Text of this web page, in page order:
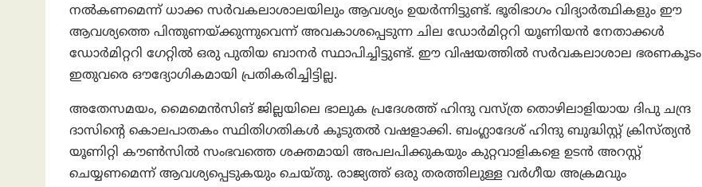
നൽകണമെന്ന് ധാക്ക സർവകലാശാലയിലും ആവശ്യം ഉയർന്നിട്ടുണ്ട്. ഭൂരിഭാഗം വിദ്യാർത്ഥികളും ഈ
ആവശ്യത്തെ പിന്തുണയ്ക്കുന്നുവെന്ന് അവകാശപ്പെടുന്ന ചില ഡോർമിറ്ററി യൂണിയൻ നേതാക്കൾ
ഡോർമിറ്ററി ഗേറ്റിൽ ഒരു പുതിയ ബാനർ സ്ഥാപിച്ചിട്ടുണ്ട്. ഈ വിഷയത്തിൽ സർവകലാശാല ഭരണകൂടം
ഇതുവരെ ഔദ്യോഗികമായി പ്രതികരിച്ചിട്ടില്ല.
അതേസമയം, മൈമെൻസിങ് ജില്ലയിലെ ഭാലുക പ്രദേശത്ത് ഹിന്ദു വസ്ത്ര തൊഴിലാളിയായ ദിപു ചന്ദ്ര
ദാസിന്റെ കൊലപാതകം സ്ഥിതിഗതികൾ കൂടുതൽ വഷളാക്കി. ബംഗ്ലാദേശ് ഹിന്ദു ബുദ്ധിസ്റ്റ് ക്രിസ്ത്യൻ
യൂണിറ്റി കൗൺസിൽ സംഭവത്തെ ശക്തമായി അപലപിക്കുകയും കുറ്റവാളികളെ ഉടൻ അറസ്റ്റ്
ചെയ്യണമെന്ന് ആവശ്യപ്പെടുകയും ചെയ്തു. രാജ്യത്ത് ഒരു തരത്തിലുള്ള വർഗീയ അക്രമവും